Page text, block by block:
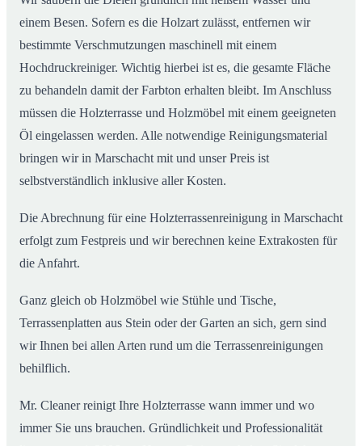
einem Besen. Sofern es die Holzart zulässt, entfernen wir
bestimmte Verschmutzungen maschinell mit einem
Hochdruckreiniger. Wichtig hierbei ist es, die gesamte Fläche
zu behandeln damit der Farbton erhalten bleibt. Im Anschluss
müssen die Holzterrasse und Holzmöbel mit einem geeigneten
Öl eingelassen werden. Alle notwendige Reinigungsmaterial
bringen wir in Marschacht mit und unser Preis ist
selbstverständlich inklusive aller Kosten.
Die Abrechnung für eine Holzterrassenreinigung in Marschacht
erfolgt zum Festpreis und wir berechnen keine Extrakosten für
die Anfahrt.
Ganz gleich ob Holzmöbel wie Stühle und Tische,
Terrassenplatten aus Stein oder der Garten an sich, gern sind
wir Ihnen bei allen Arten rund um die Terrassenreinigungen
behilflich.
Mr. Cleaner reinigt Ihre Holzterrasse wann immer und wo
immer Sie uns brauchen. Gründlichkeit und Professionalität